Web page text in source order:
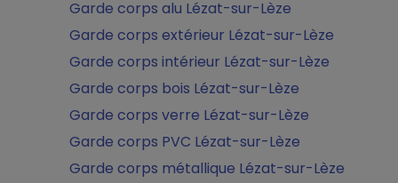
Garde corps alu Lézat-sur-Lèze
Garde corps extérieur Lézat-sur-Lèze
Garde corps intérieur Lézat-sur-Lèze
Garde corps bois Lézat-sur-Lèze
Garde corps verre Lézat-sur-Lèze
Garde corps PVC Lézat-sur-Lèze
Garde corps métallique Lézat-sur-Lèze